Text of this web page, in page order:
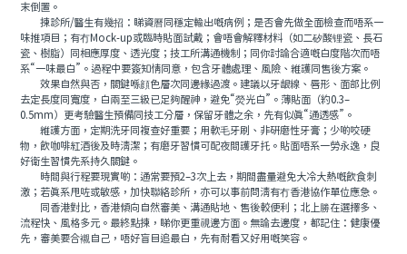
末倒置。
揀診所/醫生有幾招：睇資曆同穩定輸出嘅病例；是否會先做全面檢查而唔系一
味推項目；有冇Mock-up或臨時貼面試戴；會唔會解釋材料（如二矽酸锂瓷、長石
瓷、樹脂）同相應厚度、透光度；技工所溝通機制；同你討論合適嘅白度階次而唔
系“一味最白”。過程中要簽知情同意，包含牙體處理、風險、維護同售後方案。
效果自然與否，關鍵喺顔色層次同邊緣過渡。建議以牙龈線、唇形、面部比例
去定長度同寬度，白兩至三級已足夠醒神，避免“熒光白”。薄貼面（約0.3–
0.5mm）更考驗醫生預備同技工分層，保留牙體之余，先有似真“通透感”。
維護方面，定期洗牙同複查好重要；用軟毛牙刷、非研磨性牙膏；少啲咬硬
物，飲咖啡紅酒後及時清潔；有磨牙習慣可配夜間護牙托。貼面唔系一勞永逸，良
好衛生習慣先系持久關鍵。
時間與行程要現實啲：通常要預2–3次上去，期間盡量避免大冷大熱嘅飲食刺
激；若真系甩咗或敏感，加快聯絡診所，亦可以事前問清有冇香港協作單位應急。
同香港對比，香港傾向自然審美、溝通貼地、售後較便利；北上勝在選擇多、
流程快、風格多元。最終點揀，睇你更重視邊方面。無論去邊度，都記住：健康優
先，審美要合襯自己，唔好盲目追最白，先有耐看又好用嘅笑容。